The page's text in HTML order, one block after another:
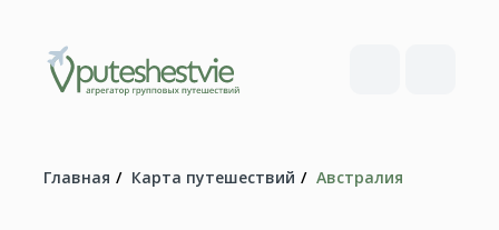
Главная / Карта путешествий / Австралия